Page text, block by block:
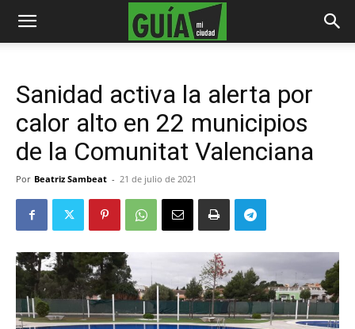
Sanidad activa la alerta por
calor alto en 22 municipios
de la Comunitat Valenciana
Por Beatriz Sambeat - 21 de julio de 2021